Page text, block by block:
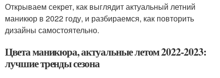
Открываем секрет, как выглядит актуальный летний
маникюр в 2022 году, и разбираемся, как повторить
дизайны самостоятельно.
Цвета маникюра, актуальные летом 2022-2023:
лучшие тренды сезона